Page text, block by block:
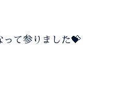
って参りました💝